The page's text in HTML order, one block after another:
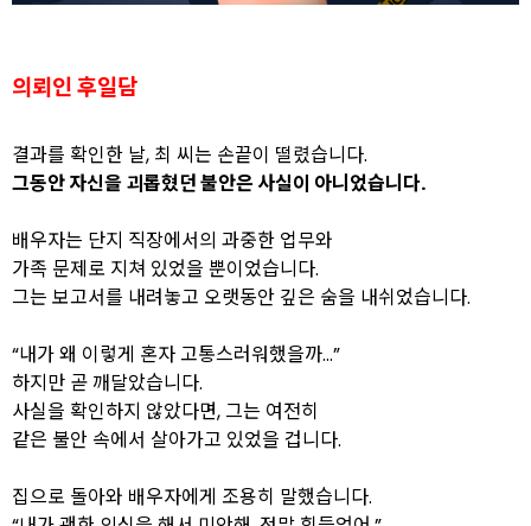
의뢰인 후일담
결과를 확인한 날, 최 씨는 손끝이 떨렸습니다.
그동안 자신을 괴롭혔던 불안은 사실이 아니었습니다.
배우자는 단지 직장에서의 과중한 업무와
가족 문제로 지쳐 있었을 뿐이었습니다.
그는 보고서를 내려놓고 오랫동안 깊은 숨을 내쉬었습니다.
“내가 왜 이렇게 혼자 고통스러워했을까…”
하지만 곧 깨달았습니다.
사실을 확인하지 않았다면, 그는 여전히
같은 불안 속에서 살아가고 있었을 겁니다.
집으로 돌아와 배우자에게 조용히 말했습니다.